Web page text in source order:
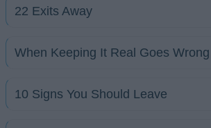
22 Exits Away
When Keeping It Real Goes Wrong
10 Signs You Should Leave